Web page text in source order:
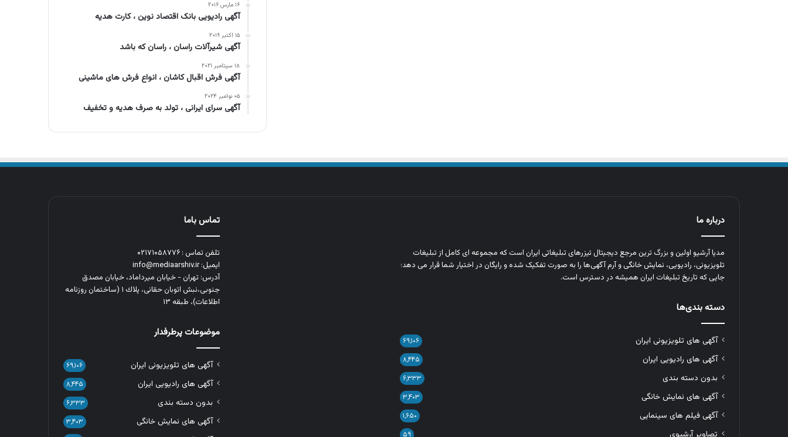
۱۶ مارس ۲۰۱۶
آگهی رادیویی بانک اقتصاد نوین ، کارت هدیه
۱۵ اکتبر ۲۰۱۹
آگهی شیرآلات راسان ، راسان که باشد
۱۸ سپتامبر ۲۰۲۱
آگهی فرش اقبال کاشان ، انواع فرش های ماشینی
۰۵ نوامبر ۲۰۲۴
آگهی سرای ایرانی ، تولد به صرف هدیه و تخفیف
درباره ما
مدیا آرشیو اولین و بزرگ‌ ترین مرجع دیجیتال تیزرهای تبلیغاتی ایران است که مجموعه‌ ای کامل از تبلیغات
تلویزیونی، رادیویی، نمایش خانگی و آرم‌ آگهی‌ها را به‌ صورت تفکیک‌ شده و رایگان در اختیار شما قرار می‌ دهد؛
جایی که تاریخ تبلیغات ایران همیشه در دسترس است.
دسته بندی‌ها
آگهی های تلویزیونی ایران ۶۹,۱۰۶
آگهی های رادیویی ایران ۸,۴۴۵
بدون دسته بندی ۶,۳۳۳
آگهی های نمایش خانگی ۳,۴۰۳
آگهی فیلم های سینمایی ۱,۶۵۰
۵۹
تماس باما
تلفن تماس : ۰۲۱۷۱۰۵۸۷۷۶
ایمیل: info@mediaarshiv.ir
آدرس: تهران - خیابان میرداماد، خیابان مصدق
جنوبی،نبش اتوبان حقانی، پلاك ١ (ساختمان روزنامه
اطلاعات)، طبقه ۱۳
موضوعات پرطرفدار
آگهی های تلویزیونی ایران ۶۹,۱۰۶
آگهی های رادیویی ایران ۸,۴۴۵
بدون دسته بندی ۶,۳۳۳
آگهی های نمایش خانگی ۳,۴۰۳